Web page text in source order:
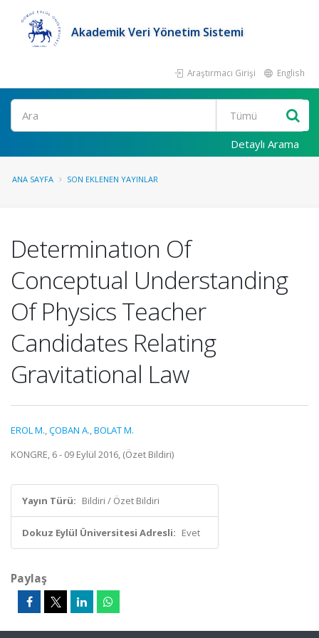
Akademik Veri Yönetim Sistemi
Araştırmacı Girişi English
Ara
Detaylı Arama
ANA SAYFA SON EKLENEN YAYINLAR
Determinatıon Of
Conceptual Understanding
Of Physics Teacher
Candidates Relating
Gravitational Law
EROL M.,ÇOBAN A.,BOLAT M.
KONGRE, 6 - 09 Eylül 2016, (Özet Bildiri)
Yayın Türü: Bildiri / Özet Bildiri
Dokuz Eylül Üniversitesi Adresli: Evet
Paylaş